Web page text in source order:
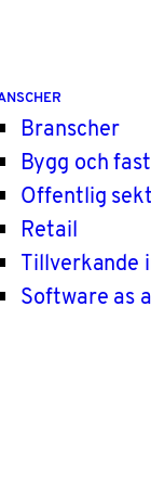
Branscher
Bygg och
Offentlig
Retail
Tillverkande
Software as